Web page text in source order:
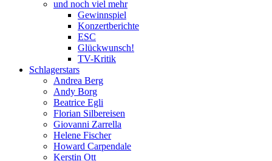
und noch viel mehr
Gewinnspiel
Konzertberichte
ESC
Glückwunsch!
TV-Kritik
Schlagerstars
Andrea Berg
Andy Borg
Beatrice Egli
Florian Silbereisen
Giovanni Zarrella
Helene Fischer
Howard Carpendale
Kerstin Ott